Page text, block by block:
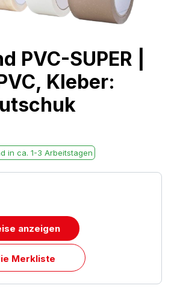
PVC-SUPER |
Kleber:
in ca. 1-3 Arbeitstagen
Merkliste
anzeigen